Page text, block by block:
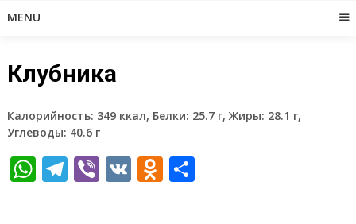
MENU
Клубника
Калорийность: 349 ккал, Белки: 25.7 г, Жиры: 28.1 г,
Углеводы: 40.6 г
WhatsApp
Telegram
Viber
VKOdnoklassniki
Отправить